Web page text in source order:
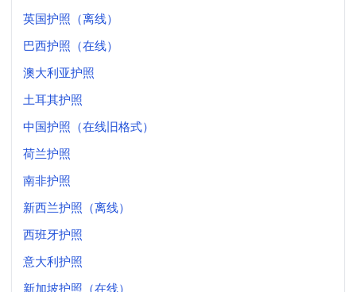
英国护照（离线）
巴西护照（在线）
澳大利亚护照
土耳其护照
中国护照（在线旧格式）
荷兰护照
南非护照
新西兰护照（离线）
西班牙护照
意大利护照
新加坡护照（在线）